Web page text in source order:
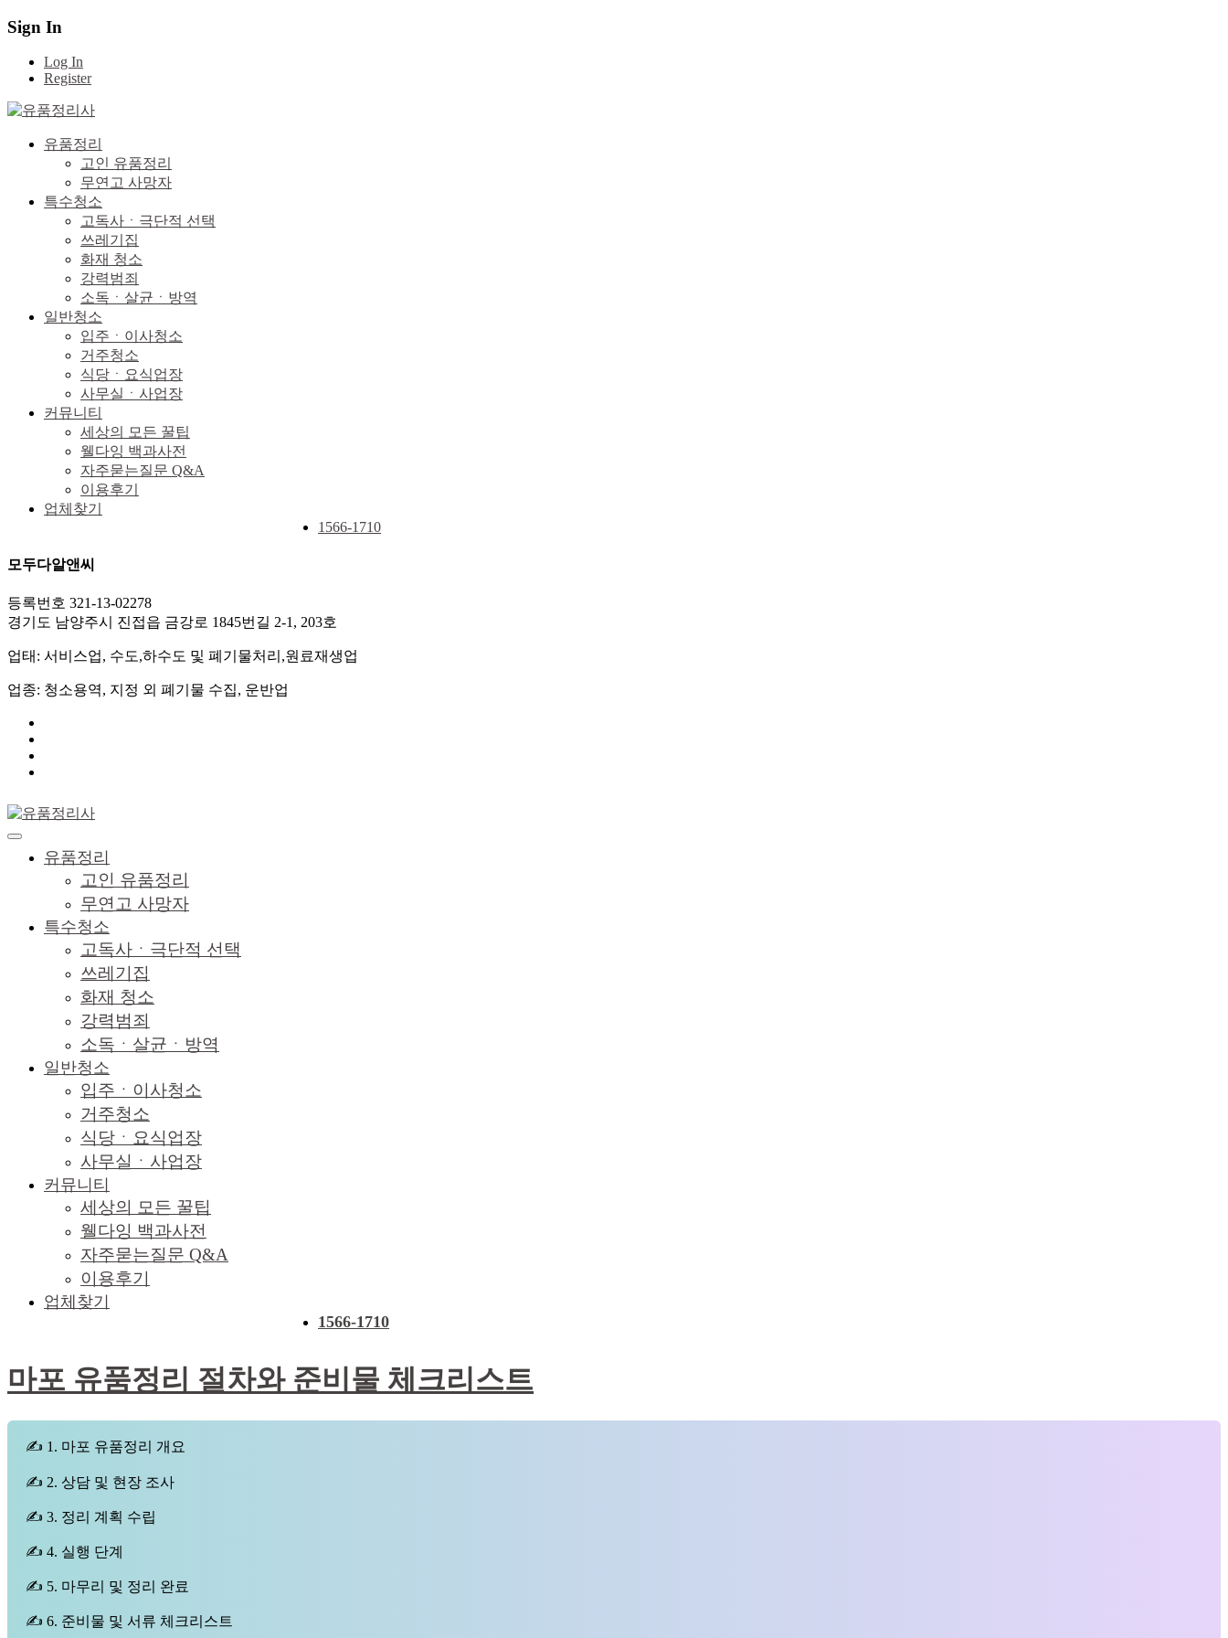
Sign In
Log In
Register
유품정리
고인 유품정리
무연고 사망자
특수청소
고독사ㆍ극단적 선택
쓰레기집
화재 청소
강력범죄
소독ㆍ살균ㆍ방역
일반청소
입주ㆍ이사청소
거주청소
식당ㆍ요식업장
사무실ㆍ사업장
커뮤니티
세상의 모든 꿀팁
웰다잉 백과사전
자주묻는질문 Q&A
이용후기
업체찾기
1566-1710
모두다알앤씨
등록번호 321-13-02278
경기도 남양주시 진접읍 금강로 1845번길 2-1, 203호
업태: 서비스업, 수도,하수도 및 폐기물처리,원료재생업
업종: 청소용역, 지정 외 폐기물 수집, 운반업
유품정리
고인 유품정리
무연고 사망자
특수청소
고독사ㆍ극단적 선택
쓰레기집
화재 청소
강력범죄
소독ㆍ살균ㆍ방역
일반청소
입주ㆍ이사청소
거주청소
식당ㆍ요식업장
사무실ㆍ사업장
커뮤니티
세상의 모든 꿀팁
웰다잉 백과사전
자주묻는질문 Q&A
이용후기
업체찾기
1566-1710
마포 유품정리 절차와 준비물 체크리스트
✍ 1. 마포 유품정리 개요
✍ 2. 상담 및 현장 조사
✍ 3. 정리 계획 수립
✍ 4. 실행 단계
✍ 5. 마무리 및 정리 완료
✍ 6. 준비물 및 서류 체크리스트